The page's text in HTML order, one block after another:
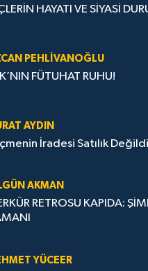
HAYATI VE SİYASİ
PEHLIVANOĞLU
FÜTUHAT RUHU!
AYDIN
İradesi Satılık
AKMAN
RETROSU KAPIDA:
YÜCEER